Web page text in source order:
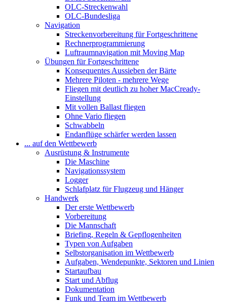
OLC-Streckenwahl
OLC-Bundesliga
Navigation
Streckenvorbereitung für Fortgeschrittene
Rechnerprogrammierung
Luftraumnavigation mit Moving Map
Übungen für Fortgeschrittene
Konsequentes Aussieben der Bärte
Mehrere Piloten - mehrere Wege
Fliegen mit deutlich zu hoher MacCready-
Einstellung
Mit vollen Ballast fliegen
Ohne Vario fliegen
Schwabbeln
Endanflüge schärfer werden lassen
... auf den Wettbewerb
Ausrüstung & Instrumente
Die Maschine
Navigationssystem
Logger
Schlafplatz für Flugzeug und Hänger
Handwerk
Der erste Wettbewerb
Vorbereitung
Die Mannschaft
Briefing, Regeln & Gepflogenheiten
Typen von Aufgaben
Selbstorganisation im Wettbewerb
Aufgaben, Wendepunkte, Sektoren und Linien
Startaufbau
Start und Abflug
Dokumentation
Funk und Team im Wettbewerb